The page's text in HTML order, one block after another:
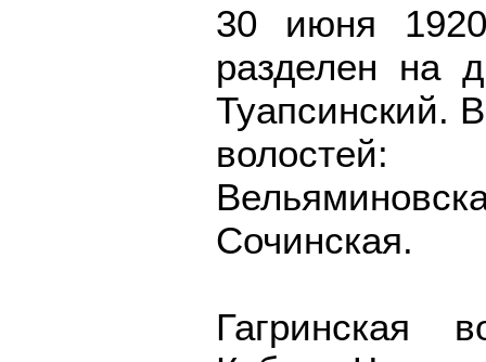
30 июня
разделен на
Туапсинский.
волостей:
Сочинская.
Гагринская